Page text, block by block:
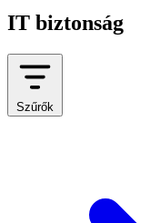
IT biztonság
Szűrők